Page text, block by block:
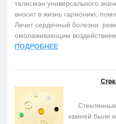
талисман универсального
вносит в жизнь гармонию,
Лечит сердечный болезни,
омолаживающим
ПОДРОБНЕЕ
Стеклянные
камней были